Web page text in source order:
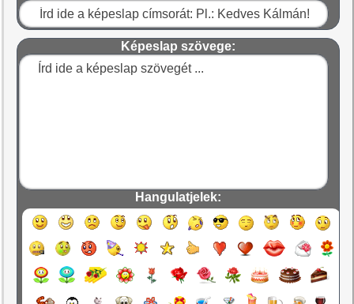
Képeslap szövege:
Hangulatjelek: